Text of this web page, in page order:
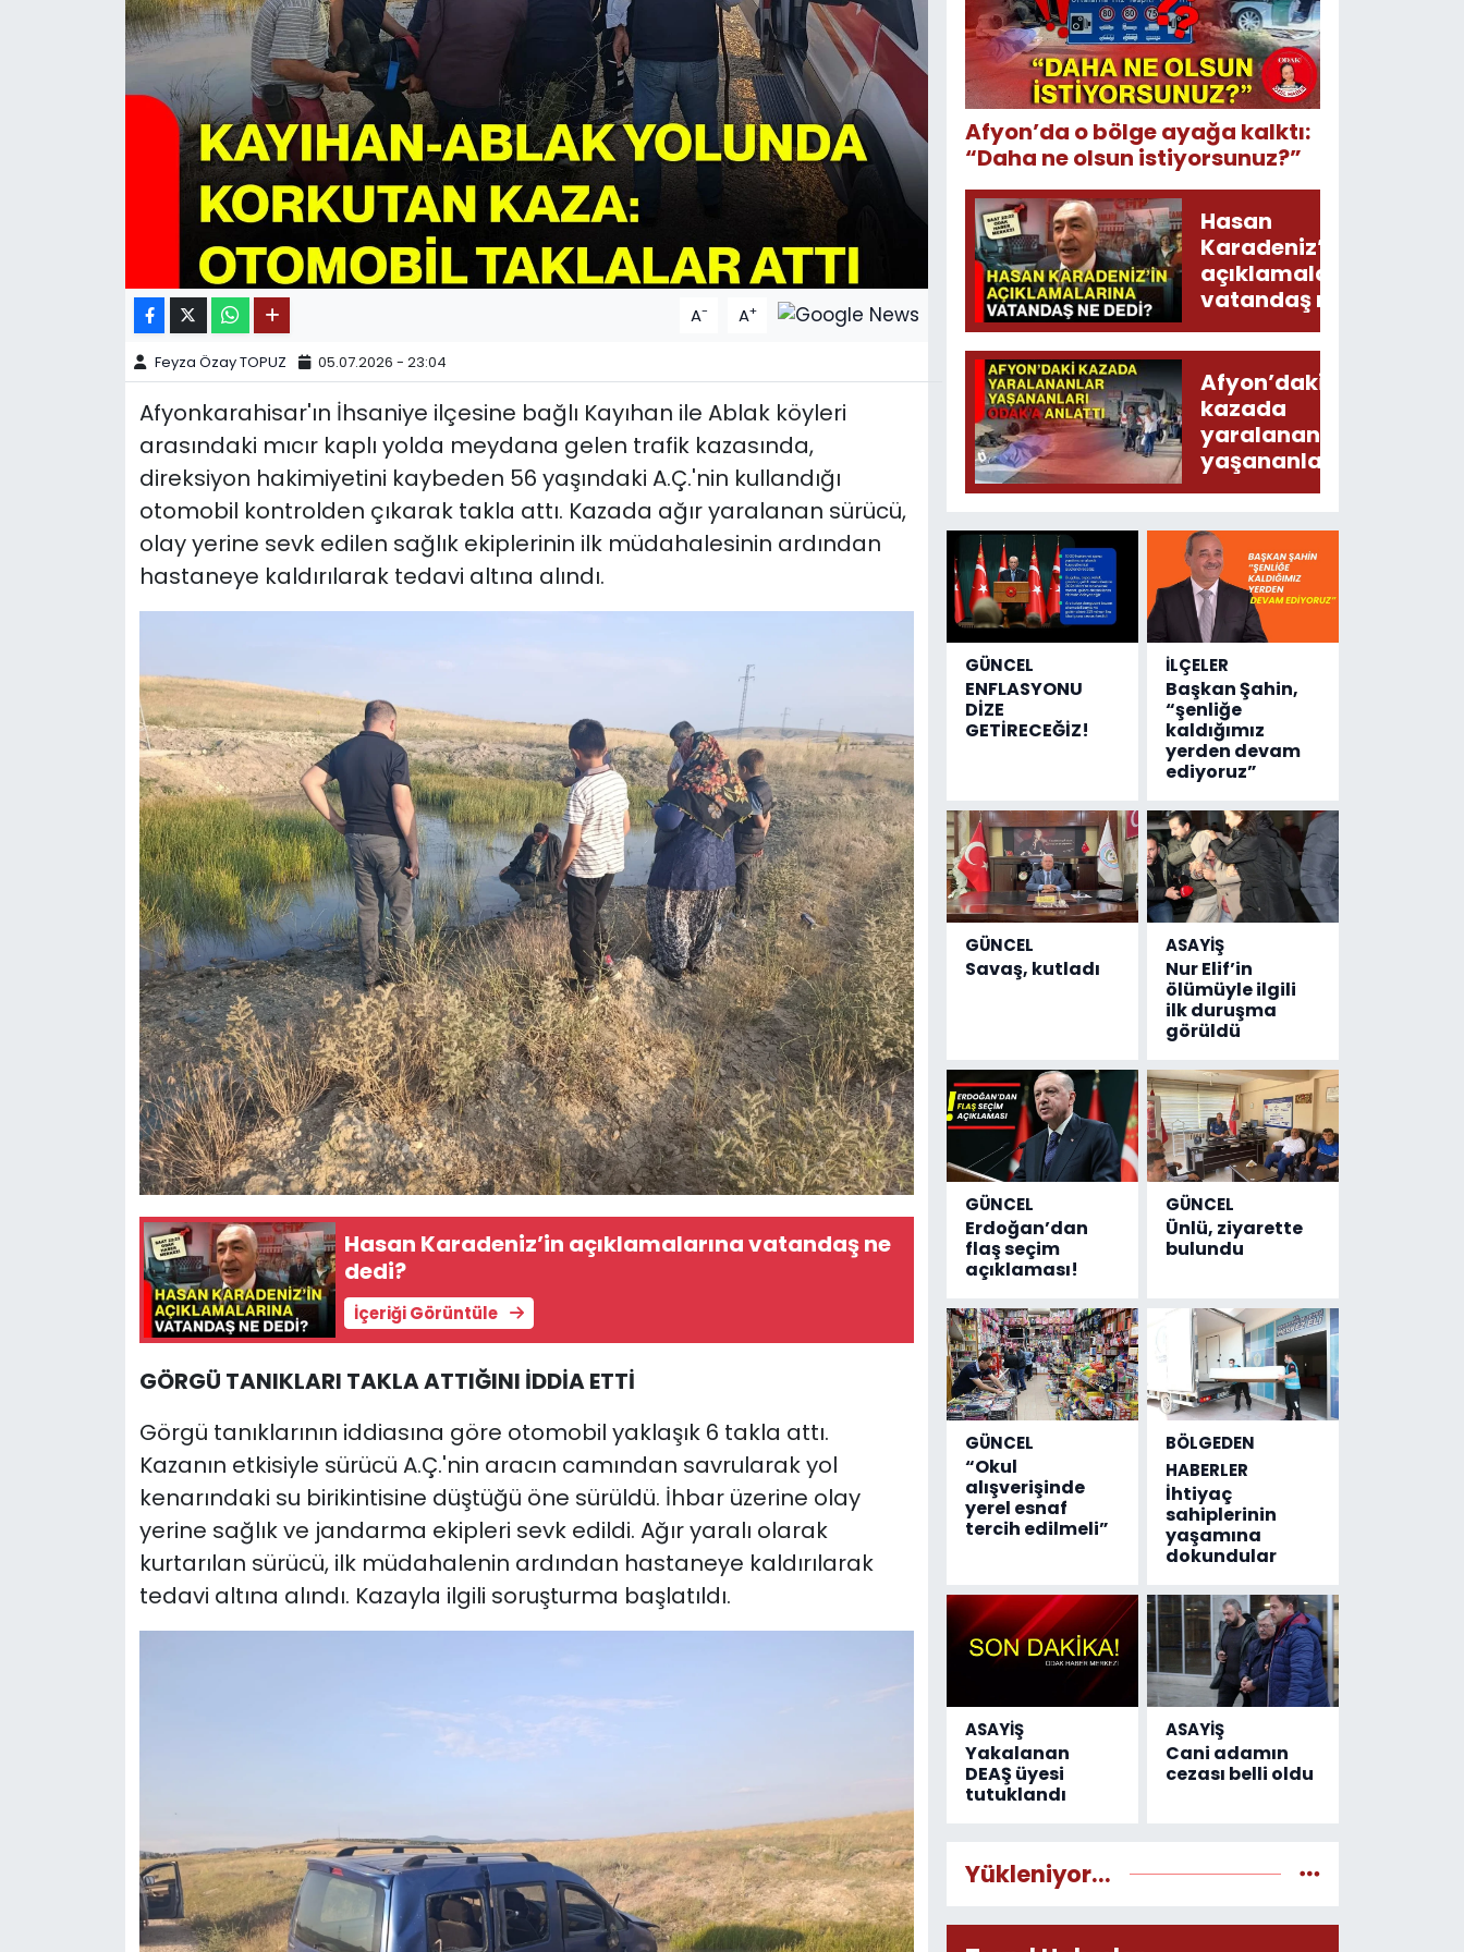
A- A+
Feyza Özay TOPUZ 05.07.2026 - 23:04
Afyonkarahisar'ın İhsaniye ilçesine bağlı Kayıhan ile Ablak köyleri
arasındaki mıcır kaplı yolda meydana gelen trafik kazasında,
direksiyon hakimiyetini kaybeden 56 yaşındaki A.Ç.'nin kullandığı
otomobil kontrolden çıkarak takla attı. Kazada ağır yaralanan sürücü,
olay yerine sevk edilen sağlık ekiplerinin ilk müdahalesinin ardından
hastaneye kaldırılarak tedavi altına alındı.
Hasan Karadeniz’in açıklamalarına vatandaş ne
dedi?
İçeriği Görüntüle
GÖRGÜ TANIKLARI TAKLA ATTIĞINI İDDİA ETTİ
Görgü tanıklarının iddiasına göre otomobil yaklaşık 6 takla attı.
Kazanın etkisiyle sürücü A.Ç.'nin aracın camından savrularak yol
kenarındaki su birikintisine düştüğü öne sürüldü. İhbar üzerine olay
yerine sağlık ve jandarma ekipleri sevk edildi. Ağır yaralı olarak
kurtarılan sürücü, ilk müdahalenin ardından hastaneye kaldırılarak
tedavi altına alındı. Kazayla ilgili soruşturma başlatıldı.
Afyon’da o bölge ayağa kalktı:
“Daha ne olsun istiyorsunuz?”
Hasan
Karadeniz’in
açıklamalarına
vatandaş ne
dedi?
Afyon’daki
kazada
yaralananlar
yaşananları
ODAK’a
GÜNCEL
ENFLASYONU
DİZE
GETİRECEĞİZ!
İLÇELER
Başkan Şahin,
“şenliğe
kaldığımız
yerden devam
ediyoruz”
GÜNCEL
Savaş, kutladı
ASAYİŞ
Nur Elif’in
ölümüyle ilgili
ilk duruşma
görüldü
GÜNCEL
Erdoğan’dan
flaş seçim
açıklaması!
GÜNCEL
Ünlü, ziyarette
bulundu
GÜNCEL
“Okul
alışverişinde
yerel esnaf
tercih edilmeli”
BÖLGEDEN
HABERLER
İhtiyaç
sahiplerinin
yaşamına
dokundular
ASAYİŞ
Yakalanan
DEAŞ üyesi
tutuklandı
ASAYİŞ
Cani adamın
cezası belli oldu
Yükleniyor...
11:11 MANŞET